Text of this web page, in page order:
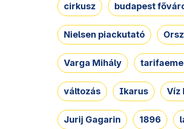
cirkusz budapest
Nielsen piackutató
Varga Mihály
változás Ikarus Víz
Jurij Gagarin 1896